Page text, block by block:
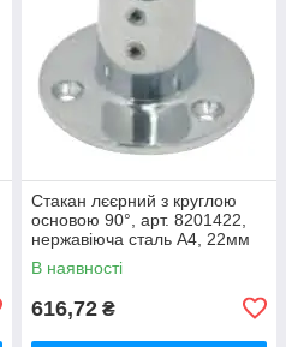
Стакан лєєрний з круглою
основою 90°, арт. 8201422,
нержавіюча сталь А4, 22мм
В наявності
616,72 ₴